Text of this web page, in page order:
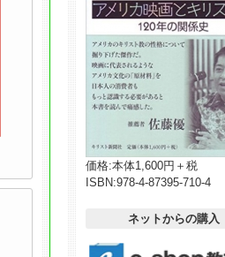
価格:本体1,600円＋税
ISBN:978-4-87395-710-4
ネットからの購入